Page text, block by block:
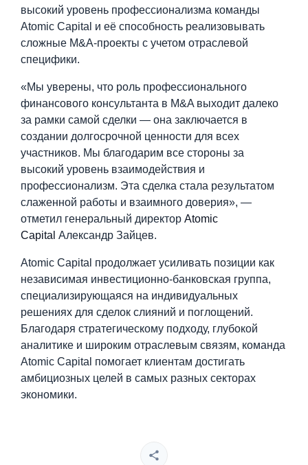
высокий уровень профессионализма команды
Atomic Capital и её способность реализовывать
сложные M&A-проекты с учетом отраслевой
специфики.
«Мы уверены, что роль профессионального
финансового консультанта в M&A выходит далеко
за рамки самой сделки — она заключается в
создании долгосрочной ценности для всех
участников. Мы благодарим все стороны за
высокий уровень взаимодействия и
профессионализм. Эта сделка стала результатом
слаженной работы и взаимного доверия», —
отметил генеральный директор Atomic
Capital Александр Зайцев.
Atomic Capital продолжает усиливать позиции как
независимая инвестиционно-банковская группа,
специализирующаяся на индивидуальных
решениях для сделок слияний и поглощений.
Благодаря стратегическому подходу, глубокой
аналитике и широким отраслевым связям, команда
Atomic Capital помогает клиентам достигать
амбициозных целей в самых разных секторах
экономики.